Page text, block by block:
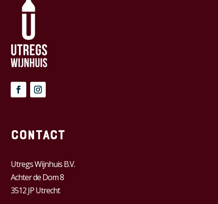
Contact
Utregs Wijnhuis B.V.
Achter de Dom 8
3512 JP Utrecht